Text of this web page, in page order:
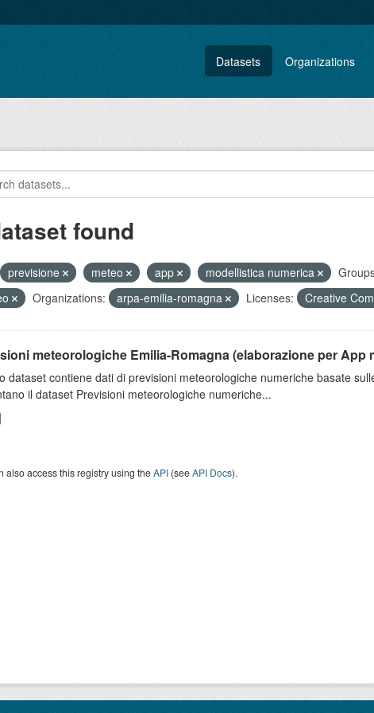
Datasets Organizations
found
previsione meteo app modellistica numerica
Organizations: arpa-emilia-romagna Licenses: Creative
meteorologiche Emilia-Romagna (elaborazione per App
dataset contiene dati di previsioni meteorologiche numeriche basate
il dataset Previsioni meteorologiche numeriche...
also access this registry using theAPI(seeAPI Docs).